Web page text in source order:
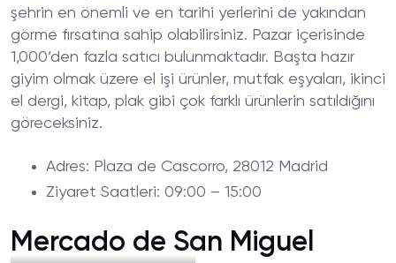
şehrin en önemli ve en tarihi yerlerini de yakından
görme fırsatına sahip olabilirsiniz. Pazar içerisinde
1,000’den fazla satıcı bulunmaktadır. Başta hazır
giyim olmak üzere el işi ürünler, mutfak eşyaları, ikinci
el dergi, kitap, plak gibi çok farklı ürünlerin satıldığını
göreceksiniz.
Adres: Plaza de Cascorro, 28012 Madrid
Ziyaret Saatleri: 09:00 – 15:00
Mercado de San Miguel